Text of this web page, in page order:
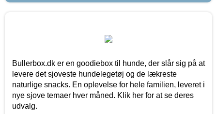
Bullerbox.dk er en goodiebox til hunde, der slår sig på at
levere det sjoveste hundelegetøj og de lækreste
naturlige snacks. En oplevelse for hele familien, leveret i
nye sjove temaer hver måned. Klik her for at se deres
udvalg.